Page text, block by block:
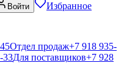
Войти
Избранное
Отдел продаж+7 918 935-
33Для поставщиков+7 928